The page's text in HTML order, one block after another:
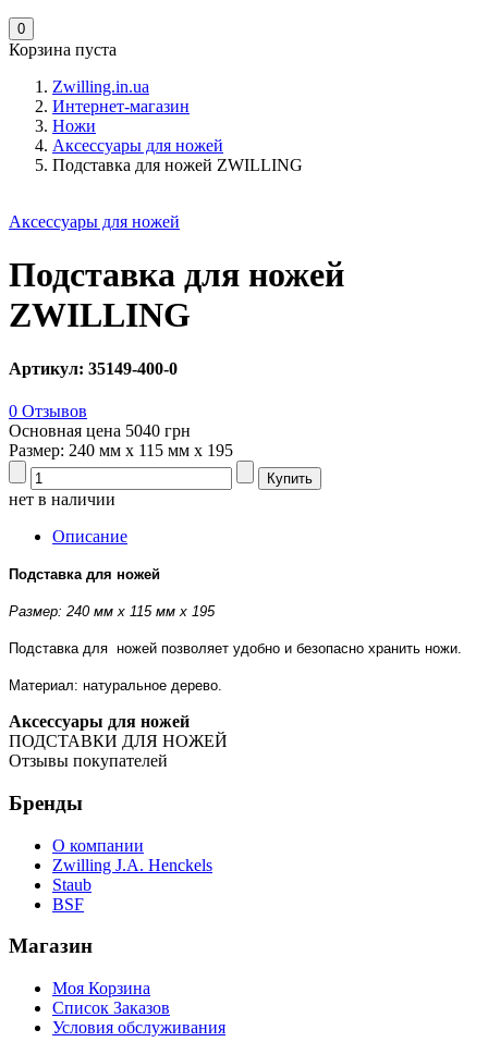
0
Корзина пуста
Zwilling.in.ua
Интернет-магазин
Ножи
Аксессуары для ножей
Подставка для ножей ZWILLING
Аксессуары для ножей
Подставка для ножей
ZWILLING
Артикул: 35149-400-0
0 Отзывов
Основная цена 5040 грн
Размер: 240 мм х 115 мм х 195
нет в наличии
Описание
Подставка для ножей
Размер: 240 мм х 115 мм х 195
Подставка для ножей позволяет удобно и безопасно хранить ножи.
Материал: натуральное дерево.
Аксессуары для ножей
ПОДСТАВКИ ДЛЯ НОЖЕЙ
Отзывы покупателей
Бренды
О компании
Zwilling J.A. Henckels
Staub
BSF
Магазин
Моя Корзина
Список Заказов
Условия обслуживания